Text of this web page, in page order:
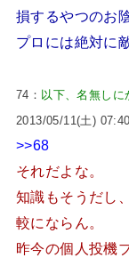
損するやつのお
プロには絶対に
74： 以下、名無し
2013/05/11(土)
>>68
それだよな。
知識もそうだし
較にならん。
昨今の個人投機